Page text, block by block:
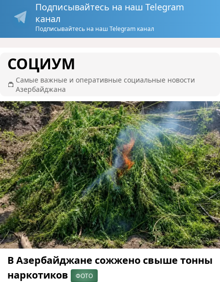
Подписывайтесь на наш Telegram
канал
Подписывайтесь на наш Telegram канал
СОЦИУМ
Самые важные и оперативные социальные новости
Азербайджана
В Азербайджане сожжено свыше тонны
наркотиков
ФОТО